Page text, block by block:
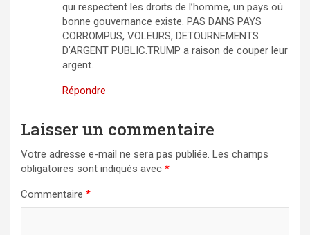
qui respectent les droits de l’homme, un pays où
bonne gouvernance existe. PAS DANS PAYS
CORROMPUS, VOLEURS, DETOURNEMENTS
D’ARGENT PUBLIC.TRUMP a raison de couper leur
argent.
Répondre
Laisser un commentaire
Votre adresse e-mail ne sera pas publiée. Les champs
obligatoires sont indiqués avec *
Commentaire *